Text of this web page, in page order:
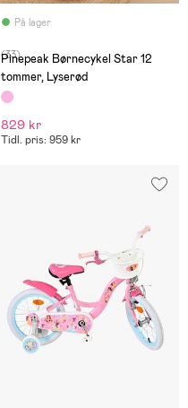
På lager
(33)
Pinepeak Børnecykel Star 12
tommer, Lyserød
829 kr
Tidl. pris: 959 kr